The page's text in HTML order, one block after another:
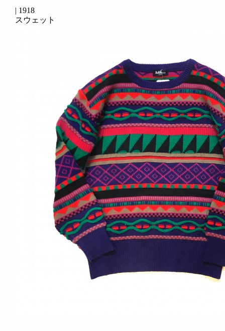
| 1918
スウェット